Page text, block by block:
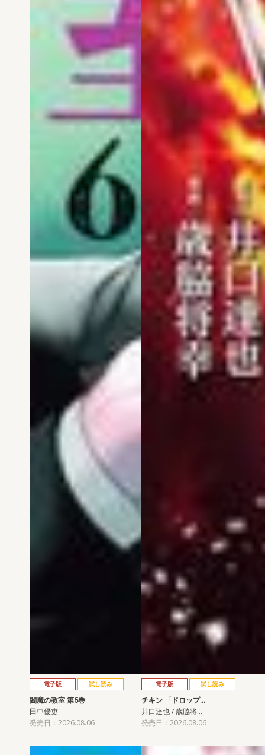
電子版 試し読み
閻魔の教室 第6巻
田中優吏
発売日：2026.08.06
電子版 試し読み
チキン 「ドロップ…
井口達也 / 歳脇将…
発売日：2026.08.06